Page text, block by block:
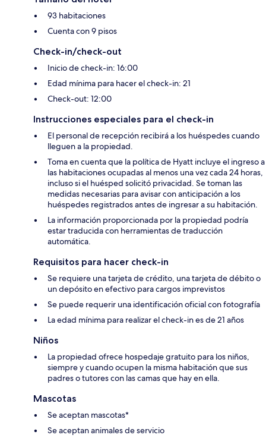
93 habitaciones
Cuenta con 9 pisos
Check-in/check-out
Inicio de check-in: 16:00
Edad mínima para hacer el check-in: 21
Check-out: 12:00
Instrucciones especiales para el check-in
El personal de recepción recibirá a los huéspedes cuando
lleguen a la propiedad.
Toma en cuenta que la política de Hyatt incluye el ingreso a
las habitaciones ocupadas al menos una vez cada 24 horas,
incluso si el huésped solicitó privacidad. Se toman las
medidas necesarias para avisar con anticipación a los
huéspedes registrados antes de ingresar a su habitación.
La información proporcionada por la propiedad podría
estar traducida con herramientas de traducción
automática.
Requisitos para hacer check-in
Se requiere una tarjeta de crédito, una tarjeta de débito o
un depósito en efectivo para cargos imprevistos
Se puede requerir una identificación oficial con fotografía
La edad mínima para realizar el check-in es de 21 años
Niños
La propiedad ofrece hospedaje gratuito para los niños,
siempre y cuando ocupen la misma habitación que sus
padres o tutores con las camas que hay en ella.
Mascotas
Se aceptan mascotas*
Se aceptan animales de servicio